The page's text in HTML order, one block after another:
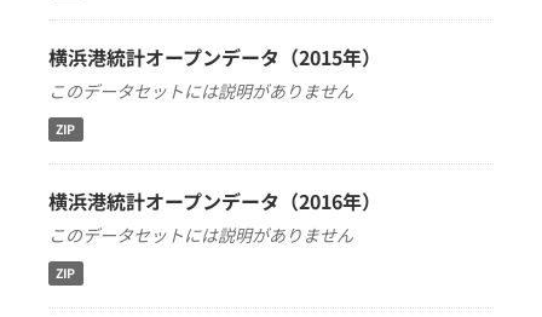
横浜港統計オープンデータ（2015年）
このデータセットには説明がありません
ZIP
横浜港統計オープンデータ（2016年）
このデータセットには説明がありません
ZIP